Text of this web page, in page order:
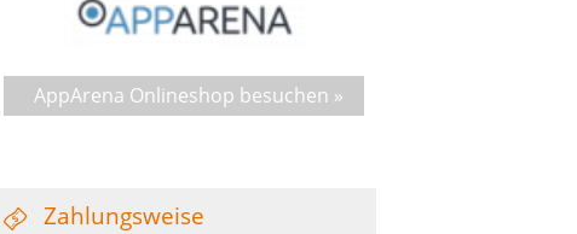
AppArena Onlineshop besuchen »
Zahlungsweise